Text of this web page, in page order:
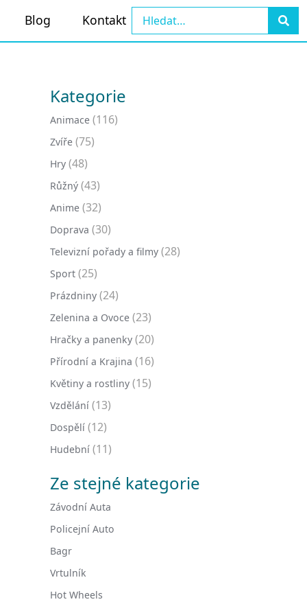
Blog Kontakt
Kategorie
Animace (116)
Zvíře (75)
Hry (48)
Růžný (43)
Anime (32)
Doprava (30)
Televizní pořady a filmy (28)
Sport (25)
Prázdniny (24)
Zelenina a Ovoce (23)
Hračky a panenky (20)
Přírodní a Krajina (16)
Květiny a rostliny (15)
Vzdělání (13)
Dospělí (12)
Hudební (11)
Ze stejné kategorie
Závodní Auta
Policejní Auto
Bagr
Vrtulník
Hot Wheels